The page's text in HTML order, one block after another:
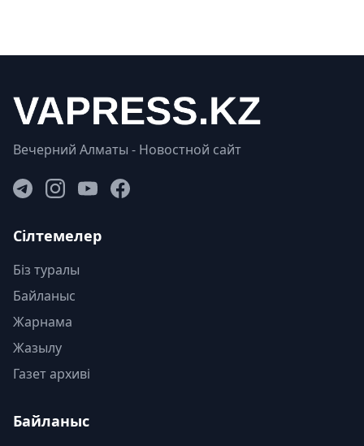
Вечерний Алматы - Новостной сайт
Сілтемелер
Біз туралы
Байланыс
Жарнама
Жазылу
Газет архиві
Байланыс